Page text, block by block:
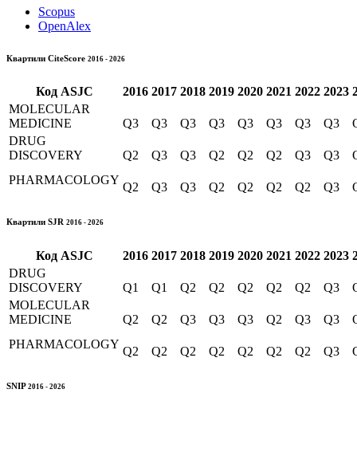
Scopus
OpenAlex
Квартили CiteScore 2016 - 2026
Код ASJC 2016 2017 2018 2019 2020 2021 2022 2023
MOLECULAR
MEDICINE
Q3 Q3 Q3 Q3 Q3 Q3 Q3 Q3
DRUG
DISCOVERY
Q2 Q3 Q3 Q2 Q2 Q2 Q3 Q3
PHARMACOLOGY
Q2 Q3 Q3 Q2 Q2 Q2 Q2 Q3
Квартили SJR 2016 - 2026
Код ASJC 2016 2017 2018 2019 2020 2021 2022 2023
DRUG
DISCOVERY
Q1 Q1 Q2 Q2 Q2 Q2 Q2 Q3
MOLECULAR
MEDICINE
Q2 Q2 Q3 Q3 Q3 Q2 Q3 Q3
PHARMACOLOGY
Q2 Q2 Q2 Q2 Q2 Q2 Q2 Q3
SNIP 2016 - 2026